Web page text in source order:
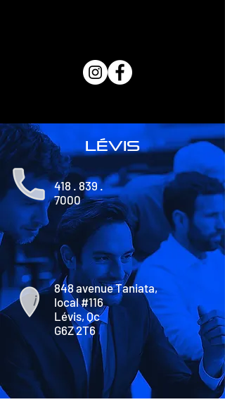
lévis
418 . 839 .
7000
848 avenue Taniata,
local #116
Lévis, Qc
G6Z 2T6